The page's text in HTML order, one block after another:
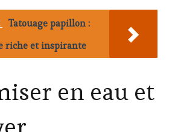
Tatouage papillon :
riche et inspirante
en eau et